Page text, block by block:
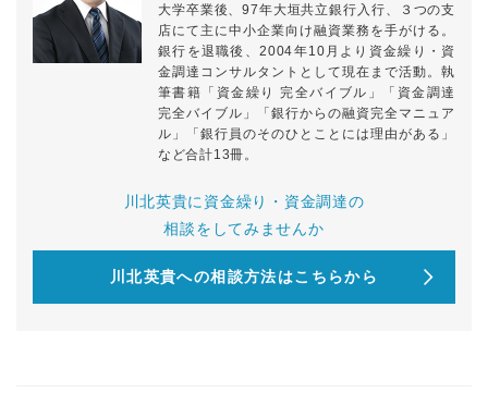
大学卒業後、97年大垣共立銀行入行、３つの支
店にて主に中小企業向け融資業務を手がける。
銀行を退職後、2004年10月より資金繰り・資
金調達コンサルタントとして現在まで活動。執
筆書籍「資金繰り 完全バイブル」「資金調達
完全バイブル」「銀行からの融資完全マニュア
ル」「銀行員のそのひとことには理由がある」
など合計13冊。
川北英貴に資金繰り・資金調達の
相談をしてみませんか
川北英貴への相談方法はこちらから